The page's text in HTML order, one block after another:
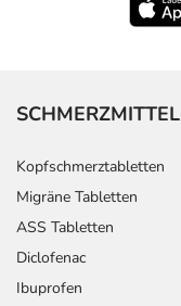
SCHMERZMITTEL
Kopfschmerztabletten
Migräne Tabletten
ASS Tabletten
Diclofenac
Ibuprofen